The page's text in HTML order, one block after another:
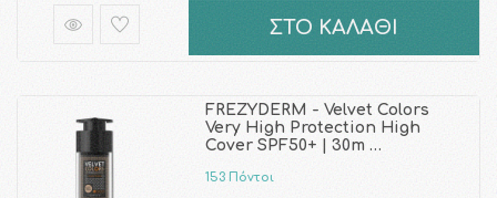
ΣΤΟ ΚΑΛΑΘΙ
FREZYDERM - Velvet Colors
Very High Protection High
Cover SPF50+ | 30m …
153 Πόντοι